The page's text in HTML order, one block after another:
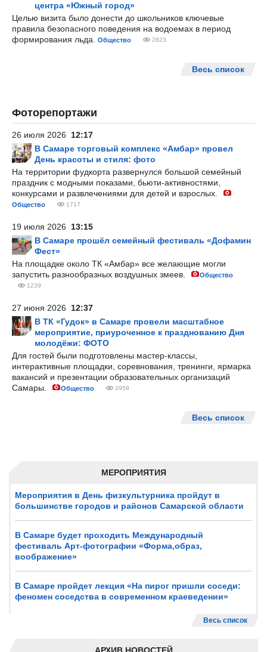
МЕРОПРИЯТИЯ
Мероприятия в День физкультурника пройдут в
большинстве городов и районов Самарской области
В Самаре будет проходить Международный
фестиваль Арт-фотографии «Форма,образ,
воображение»
В Самаре пройдет лекция «На пирог пришли соседи:
феномен соседства в современном краеведении»
Весь список
центра «Южный город»
Целью визита было донести до школьников ключевые
правила безопасного поведения на водоемах в период
формирования льда.
Общество 2823
Весь список
Фоторепортажи
26 июля 2026 12:17
В Самаре торговый комплекс «Амбар» провел
День красоты и стиля: фото
На территории фудкорта развернулся большой семейный
праздник с модными показами, бьюти-активностями,
конкурсами и развлечениями для детей и взрослых.
Общество 1717
19 июля 2026 13:15
В Самаре прошёл семейный фестиваль «Дофамин
Фест»
На площадке около ТК «Амбар» все желающие могли
запустить разнообразных воздушных змеев.
Общество
1239
27 июня 2026 12:37
В ТК «Гудок» в Самаре провели масштабное
мероприятие, приуроченное к празднованию Дня
молодёжи: ФОТО
Для гостей были подготовлены мастер-классы,
интерактивные площадки, соревнования, тренинги, ярмарка
вакансий и презентации образовательных организаций
Самары.
Общество 2959
Весь список